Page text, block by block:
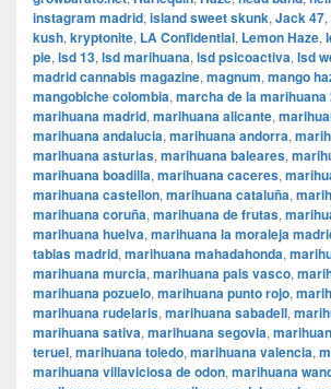
instagram madrid, island sweet skunk, Jack 47,
kush, kryptonite, LA Confidential, Lemon Haze,
pie, lsd 13, lsd marihuana, lsd psicoactiva, lsd
madrid cannabis magazine, magnum, mango
mangobiche colombia, marcha de la marihuana
marihuana madrid, marihuana alicante,
marihuana andalucia, marihuana andorra,
marihuana asturias, marihuana baleares,
marihuana boadilla, marihuana caceres,
marihuana castellon, marihuana cataluña,
marihuana coruña, marihuana de frutas,
marihuana huelva, marihuana la moraleja
tablas madrid, marihuana mahadahonda,
marihuana murcia, marihuana pais vasco,
marihuana pozuelo, marihuana punto rojo,
marihuana rudelaris, marihuana sabadell,
marihuana sativa, marihuana segovia,
teruel, marihuana toledo, marihuana valencia,
marihuana villaviciosa de odon, marihuana